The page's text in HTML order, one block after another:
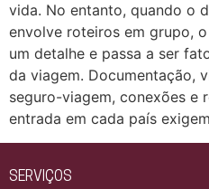
vida. No entanto, quando o
envolve roteiros em grupo,
um detalhe e passa a ser
da viagem. Documentação,
seguro-viagem, conexões e
entrada em cada país
SERVIÇOS